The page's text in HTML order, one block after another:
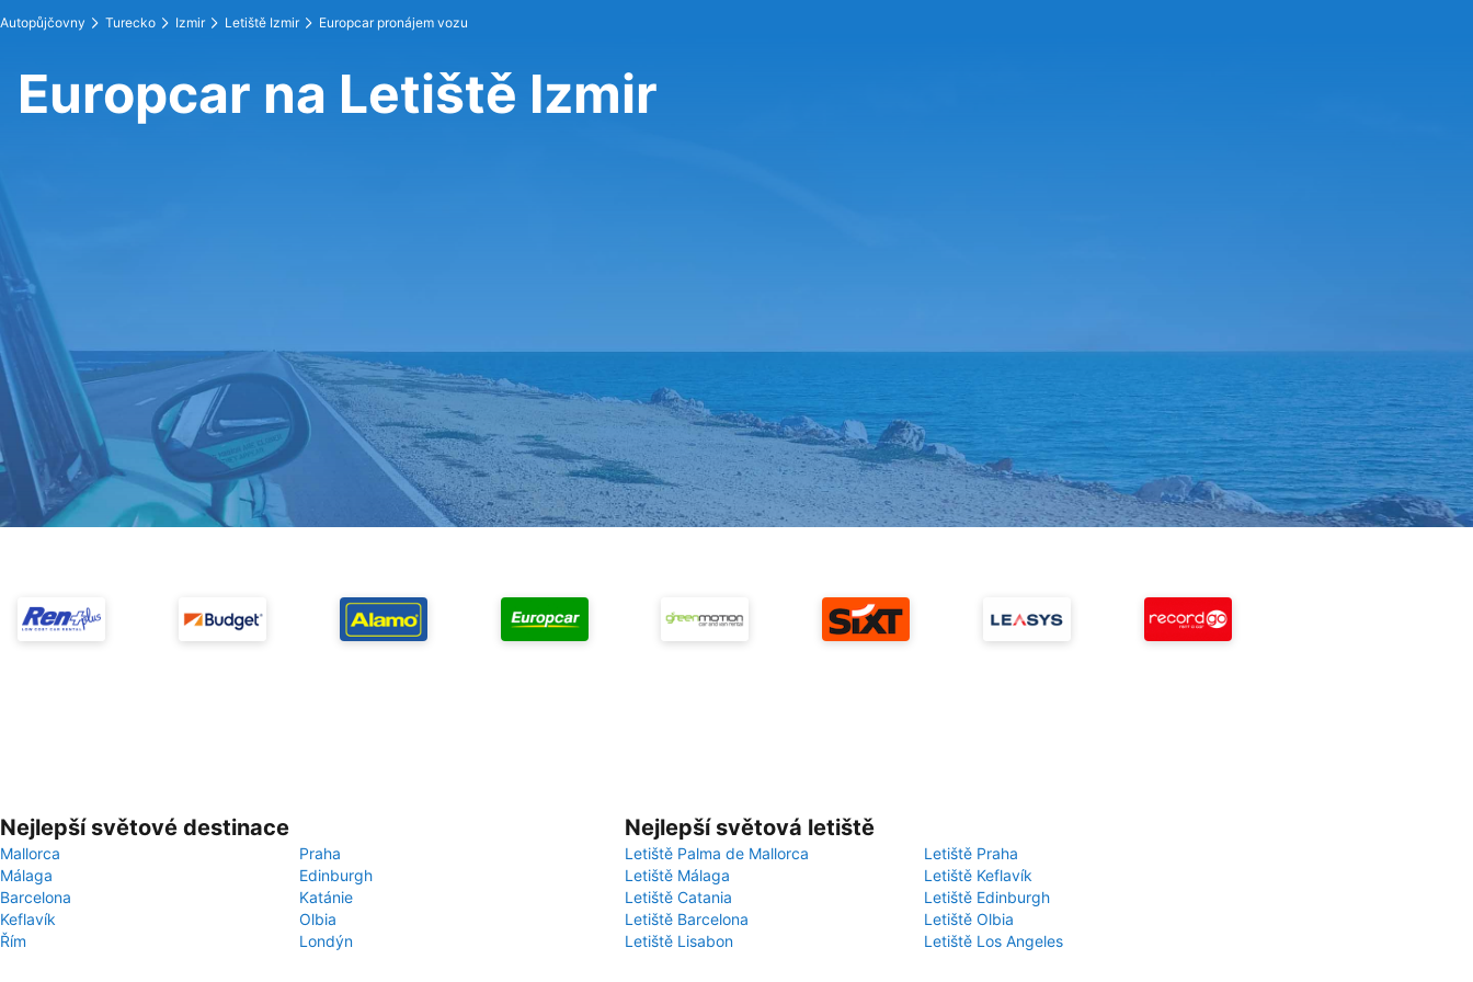
Autopůjčovny Turecko Izmir Letiště Izmir Europcar pronájem vozu
Europcar na Letiště Izmir
Nejlepší světové destinace
Mallorca
Praha
Málaga
Edinburgh
Barcelona
Katánie
Keflavík
Olbia
Řím
Londýn
Nejlepší světová letiště
Letiště Palma de Mallorca
Letiště Praha
Letiště Málaga
Letiště Keflavík
Letiště Catania
Letiště Edinburgh
Letiště Barcelona
Letiště Olbia
Letiště Lisabon
Letiště Los Angeles